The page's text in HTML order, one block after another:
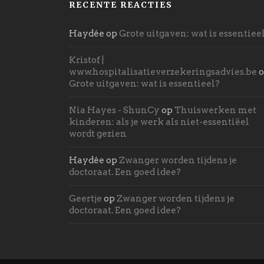
RECENTE REACTIES
Haydée op Grote uitgaven: wat is
Kristof |
www.hospitalisatieverzekeringsadvies.be
Grote uitgaven: wat is essentieel?
Nia Hayes - ShunCy op Thuiswerken met
kinderen: als je werk als niet-essentiëel
wordt gezien
Haydée op Zwanger worden tijdens je
doctoraat. Een goed idee?
Geertje op Zwanger worden tijdens je
doctoraat. Een goed idee?